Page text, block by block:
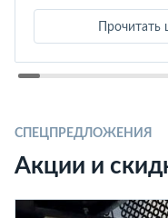
Прочитать
СПЕЦПРЕДЛОЖЕНИЯ
Акции и